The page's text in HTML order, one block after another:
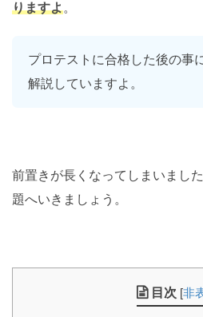
りますよ。
プロテストに合格した後の事
解説していますよ。
前置きが長くなってしまいまし
題へいきましょう。
目次 [非